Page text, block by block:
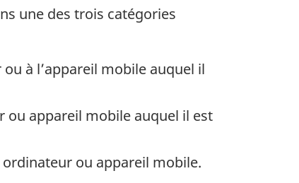
une des trois catégories
à l’appareil mobile auquel il
ou appareil mobile auquel il est
ou appareil mobile.